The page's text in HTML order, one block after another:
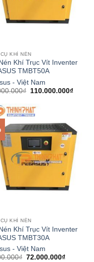
KHÍ NÉN
Khí Trục Vít Inventer
TMBT50A
- Việt Nam
₫ Giá
120.000.000₫.
110.000.000₫Giá
KHÍ NÉN
Khí Trục Vít Inventer
TMBT30A
- Việt Nam
₫ Giá
72.000.000₫Giá